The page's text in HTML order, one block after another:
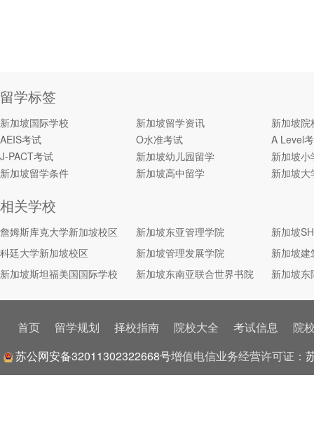
留学标签
新加坡国际学校 新加坡留学资讯
新加坡院
AEIS考试
O水准考试
A Level
J-PACT考试
新加坡幼儿园留学
新加坡小
新加坡留学条件
新加坡高中留学 新加坡大
相关学校
詹姆斯库克大学新加坡校区 新加坡东亚管理学院
新加坡
科廷大学新加坡校区
新加坡管理发展学院
新加坡建
新加坡斯坦福美国国际学校
新加坡东南亚联合世界书院 新加坡东
首页 留学规划 择校指南 院校大全 考试信息
院
苏公网安备32011302322668号增值电信业务经营许可证：